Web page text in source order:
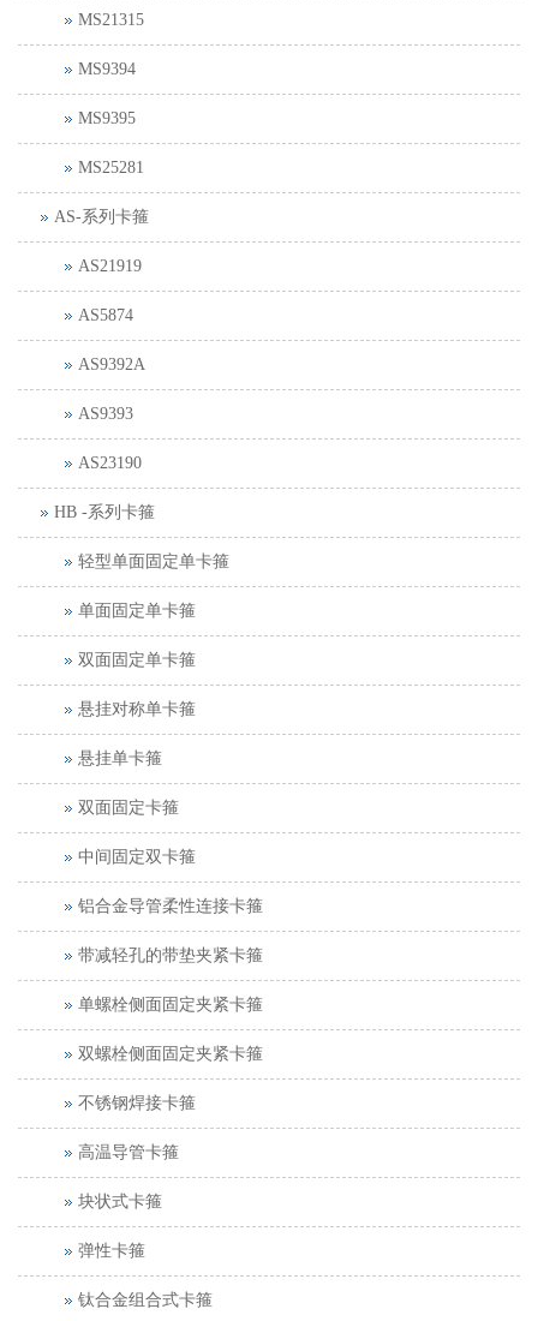
MS21315
MS9394
MS9395
MS25281
AS-系列卡箍
AS21919
AS5874
AS9392A
AS9393
AS23190
HB -系列卡箍
轻型单面固定单卡箍
单面固定单卡箍
双面固定单卡箍
悬挂对称单卡箍
悬挂单卡箍
双面固定卡箍
中间固定双卡箍
铝合金导管柔性连接卡箍
带减轻孔的带垫夹紧卡箍
单螺栓侧面固定夹紧卡箍
双螺栓侧面固定夹紧卡箍
不锈钢焊接卡箍
高温导管卡箍
块状式卡箍
弹性卡箍
钛合金组合式卡箍